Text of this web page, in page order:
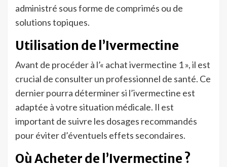
administré sous forme de comprimés ou de
solutions topiques.
Utilisation de l’Ivermectine
Avant de procéder à l’« achat ivermectine 1 », il est
crucial de consulter un professionnel de santé. Ce
dernier pourra déterminer si l’ivermectine est
adaptée à votre situation médicale. Il est
important de suivre les dosages recommandés
pour éviter d’éventuels effets secondaires.
Où Acheter de l’Ivermectine ?